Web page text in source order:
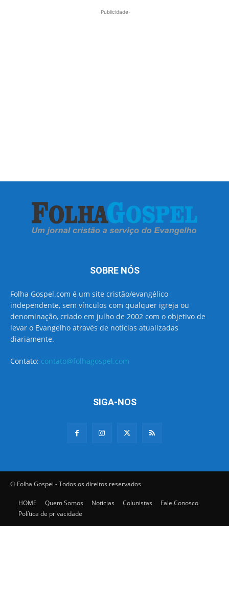
-Publicidade-
SOBRE NÓS
Folha Gospel.com é um site cristão/evangélico
independente, sem vínculos com qualquer igreja ou
denominação, criado em julho de 2002 com o objetivo de
levar o Evangelho através de notícias atualizadas
diariamente.
Contato: contato@folhagospel.com
SIGA-NOS
© Folha Gospel - Todos os direitos reservados
HOME Quem Somos Notícias Colunistas
Fale Conosco
Política de privacidade